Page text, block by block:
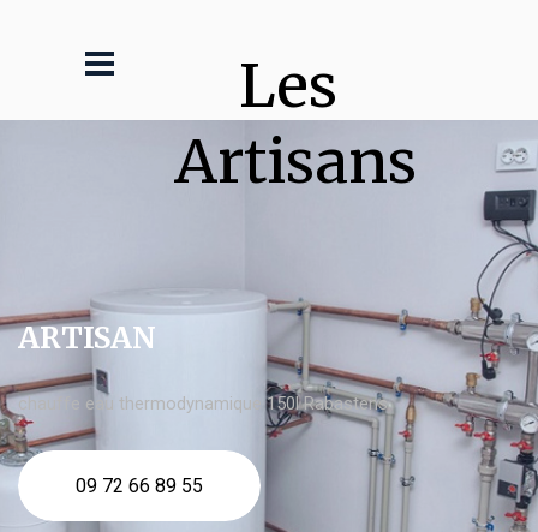
Les
Artisans
ARTISAN
chauffe eau thermodynamique 150l Rabastens
09 72 66 89 55